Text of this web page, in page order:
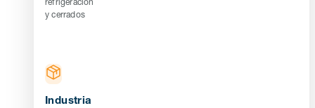
y cerrados
Industria